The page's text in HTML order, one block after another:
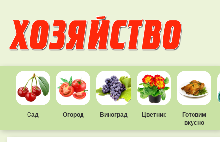
Сад Огород Виноград Цветник
Готовим
вкусно